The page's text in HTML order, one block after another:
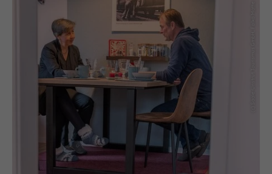
(c) Saale-Unstrut Tourismus GmbH, Falko Matte